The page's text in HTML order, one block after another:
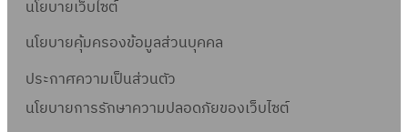
นโยบายเว็บไซต์
นโยบายคุ้มครองข้อมูลส่วนบุคคล
ประกาศความเป็นส่วนตัว
นโยบายการรักษาความปลอดภัยของเว็บไซต์